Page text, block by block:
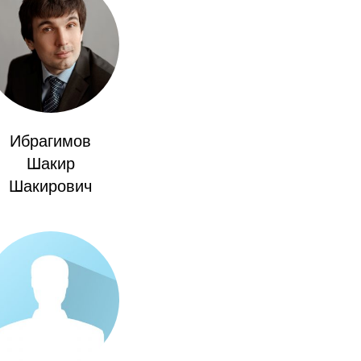
Ибрагимов
Шакир
Шакирович